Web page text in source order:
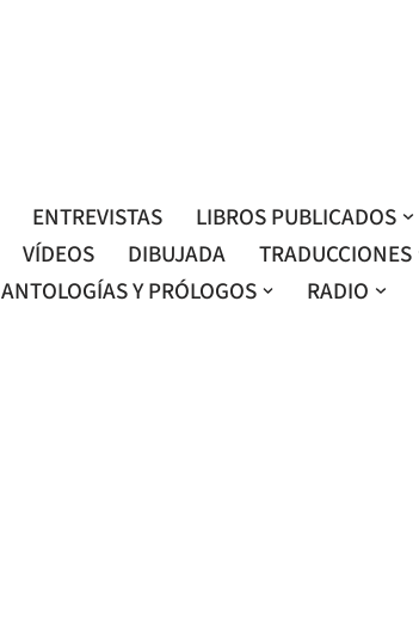
ENTREVISTAS
LIBROS PUBLICADOS
VÍDEOS DIBUJADA TRADUCCIONES
ANTOLOGÍAS Y PRÓLOGOS RADIO